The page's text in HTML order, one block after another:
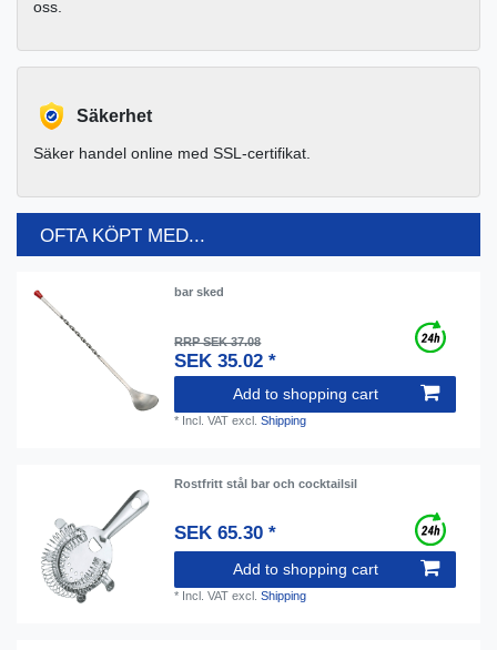
oss.
Säkerhet
Säker handel online med SSL-certifikat.
OFTA KÖPT MED...
bar sked
RRP SEK 37.08
SEK 35.02 *
Add to shopping cart
* Incl. VAT excl.Shipping
Rostfritt stål bar och cocktailsil
SEK 65.30 *
Add to shopping cart
* Incl. VAT excl.Shipping